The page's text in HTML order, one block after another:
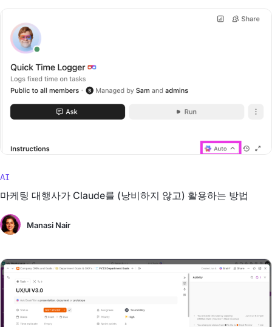
AI
마케팅 대행사가 Claude를 (낭비하지 않고) 활용하는 방법
Manasi Nair